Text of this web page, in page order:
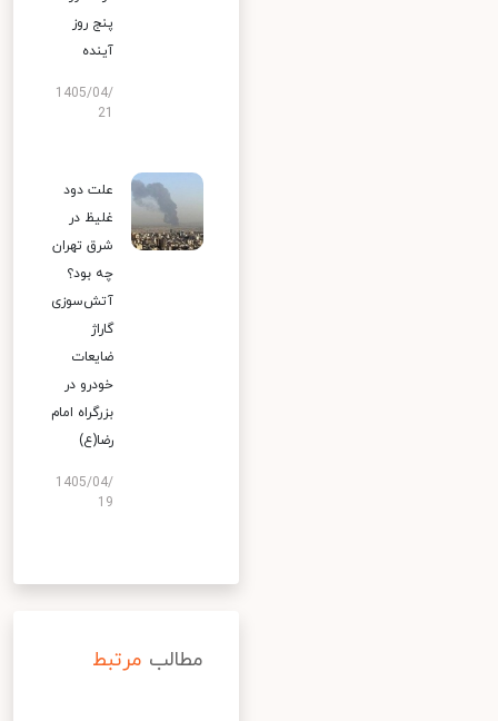
پنج روز
آینده
1405/04/
علت دود
غلیظ در
شرق تهران
چه بود؟
آتش‌سوزی
گاراژ
ضایعات
خودرو در
بزرگراه امام
رضا(ع)
1405/04/
19
مطالب مرتبط